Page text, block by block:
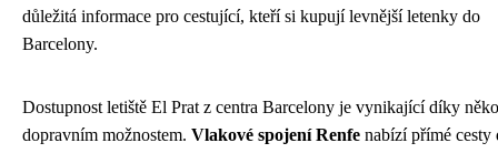
důležitá informace pro cestující, kteří si kupují levnější letenky do
Barcelony.
Dostupnost letiště El Prat z centra Barcelony je vynikající díky
dopravním možnostem. Vlakové spojení Renfe nabízí přímé cesty